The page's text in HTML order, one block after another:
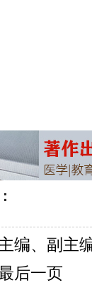
编、副主
后一页